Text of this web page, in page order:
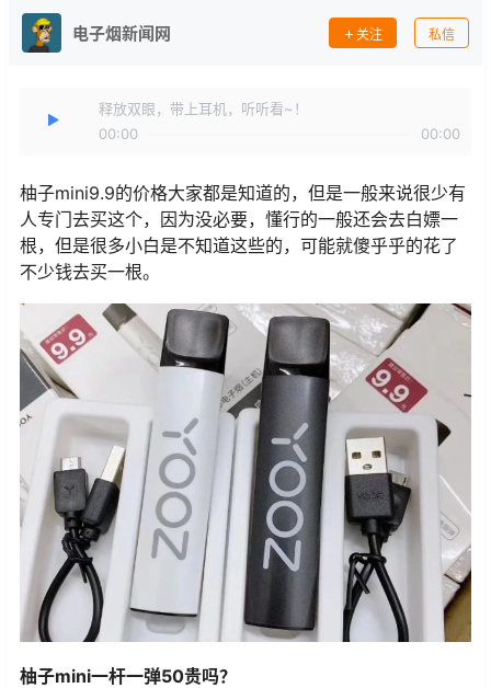
电子烟新闻网 关注 私信
释放双眼，带上耳机，听听看~！
00:00
00:00
柚子mini9.9的价格大家都是知道的，但是一般来说很少有
人专门去买这个，因为没必要，懂行的一般还会去白嫖一
根，但是很多小白是不知道这些的，可能就傻乎乎的花了
不少钱去买一根。
柚子mini一杆一弹50贵吗？